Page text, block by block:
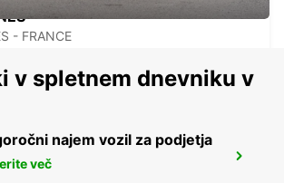
- FRANCE
STATION - SERVICE
v spletnem dnevniku v
najem vozil za podjetja
več